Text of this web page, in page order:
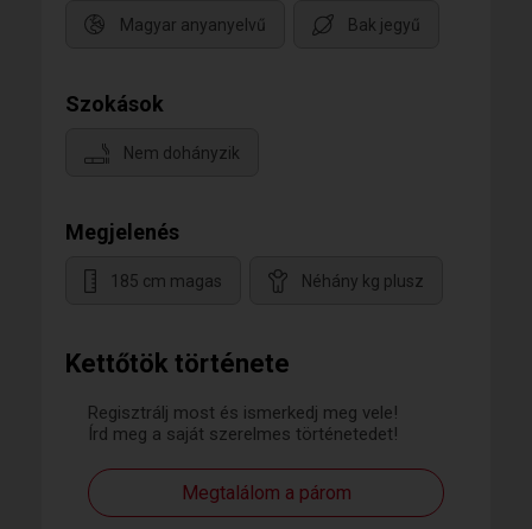
Kettőtök története
Regisztrálj most és ismerkedj meg vele!
Írd meg a saját szerelmes történetedet!
Megtalálom a párom
Magyar anyanyelvű Bak jegyű
Szokások
Nem dohányzik
Megjelenés
185 cm magas Néhány kg plusz